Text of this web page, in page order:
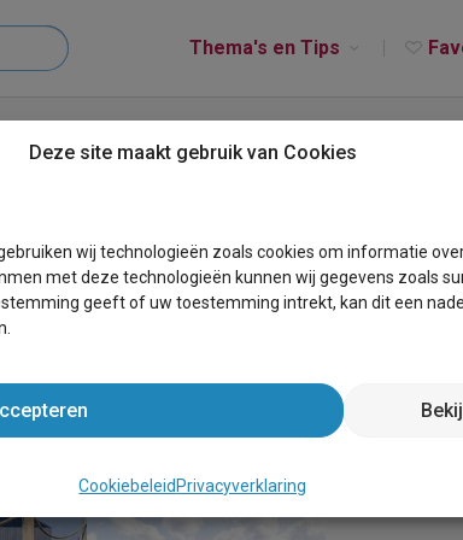
Thema's en Tips
Deze site maakt gebruik van Cookies
wij technologieën zoals cookies om informatie
met deze technologieën kunnen wij gegevens zoals
geeft of uw toestemming intrekt, kan dit een
Cookiebeleid Privacyverklaring